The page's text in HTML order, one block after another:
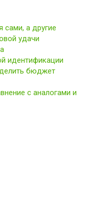
сами, а другие
удачи
идентификации
бюджет
с аналогами и